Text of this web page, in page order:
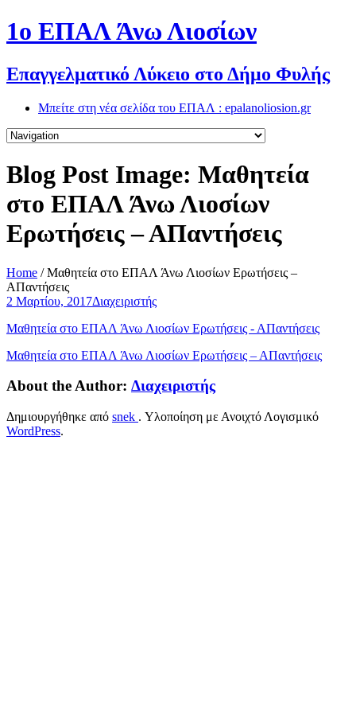
1o ΕΠΑΛ Άνω Λιοσίων
Επαγγελματικό Λύκειο στο Δήμο Φυλής
Μπείτε στη νέα σελίδα του ΕΠΑΛ : epalanoliosion.gr
Blog Post Image: Μαθητεία
στο ΕΠΑΛ Άνω Λιοσίων
Ερωτήσεις – ΑΠαντήσεις
Home /Μαθητεία στο ΕΠΑΛ Άνω Λιοσίων Ερωτήσεις –
ΑΠαντήσεις
2 Μαρτίου, 2017Διαχειριστής
Μαθητεία στο ΕΠΑΛ Άνω Λιοσίων Ερωτήσεις - ΑΠαντήσεις
Μαθητεία στο ΕΠΑΛ Άνω Λιοσίων Ερωτήσεις – ΑΠαντήσεις
About the Author: Διαχειριστής
Δημιουργήθηκε από snek . Υλοποίηση με Ανοιχτό Λογισμικό
WordPress.